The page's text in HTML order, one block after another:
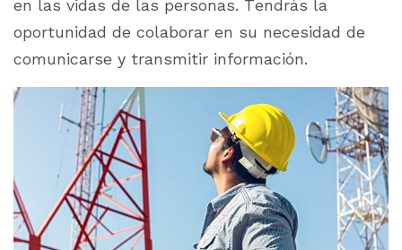
en las vidas de las personas. Tendrás la
oportunidad de colaborar en su necesidad de
comunicarse y transmitir información.